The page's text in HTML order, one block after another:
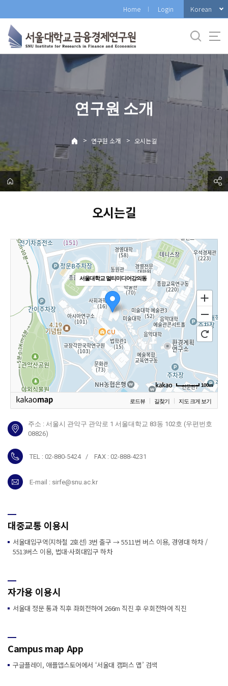
로
메
Home Login Korean
연구원 소개
> 연구원 소개 > 오시는길
오시는길
서울대학교 멀티미디어강의동
100m
로드뷰 길찾기 지도 크게 보기
주소 : 서울시 관악구 관악로 1 서울대학교 83동 102호 (우편번호
08826)
TEL : 02-880-5424/ FAX : 02-888-4231
E-mail : sirfe@snu.ac.kr
대중교통 이용시
서울대입구역(지하철 2호선) 3번 출구 →5511번 버스 이용, 경영대 하차/
5513버스 이용, 법대·사회대입구 하차
자가용 이용시
서울대 정문통과 직후 좌회전하여 266m 직진 후 우회전하여 직진
Campus map App
구글플레이, 애플앱스토어에서 ‘서울대 캠퍼스 맵’ 검색